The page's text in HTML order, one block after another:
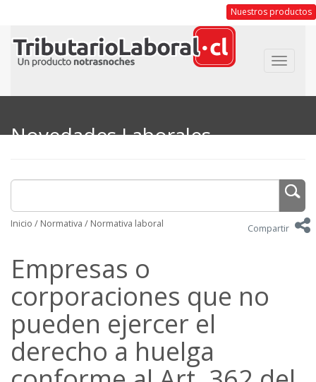
Nuestros productos
Toggle
Novedades Laborales
Inicio / Normativa / Normativa laboral Compartir
Empresas o
corporaciones que no
pueden ejercer el
derecho a huelga